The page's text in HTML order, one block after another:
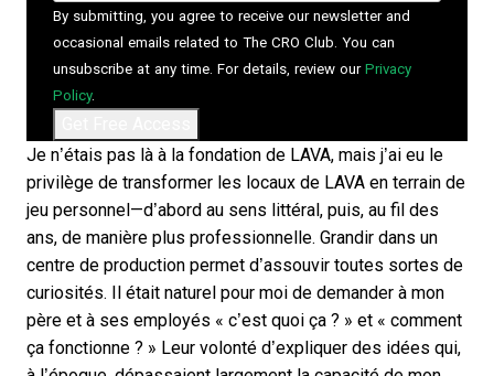
By submitting, you agree to receive our newsletter and
occasional emails related to The CRO Club. You can
unsubscribe at any time. For details, review our Privacy
Policy.
Je n’étais pas là à la fondation de LAVA, mais j’ai eu le
privilège de transformer les locaux de LAVA en terrain de
jeu personnel—d’abord au sens littéral, puis, au fil des
ans, de manière plus professionnelle. Grandir dans un
centre de production permet d’assouvir toutes sortes de
curiosités. Il était naturel pour moi de demander à mon
père et à ses employés « c’est quoi ça ? » et « comment
ça fonctionne ? » Leur volonté d’expliquer des idées qui,